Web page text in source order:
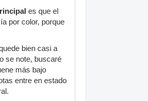
es que el
por color, porque
bien casi a
se note, buscaré
más bajo
entre en estado